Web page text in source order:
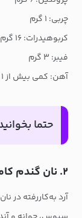
چربی: ۱ گرم
کربوهیدرات: ۱۶ گرم
فیبر: ۳ گرم
آهن: کمی بیش از ۱ میلی‌گرم
حتما
۲. نان گندم کامل، ساده و سرشار از فیبر
آرد به‌کاررفته در